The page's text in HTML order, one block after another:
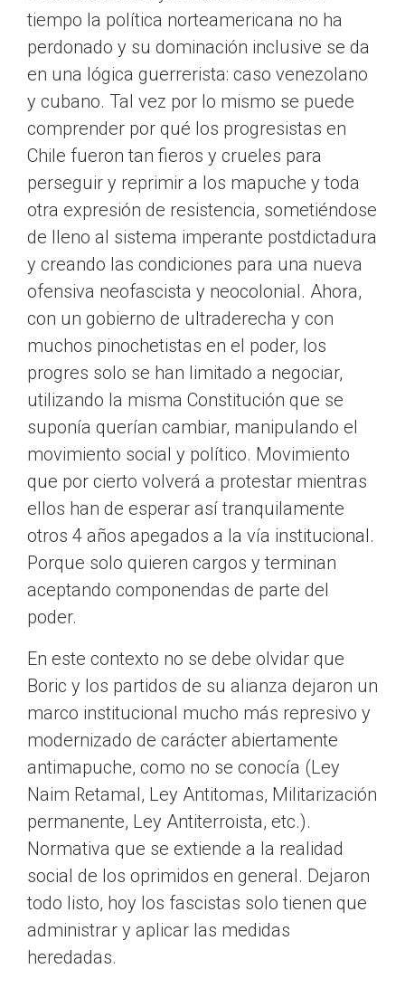
tiempo la política norteamericana no ha
perdonado y su dominación inclusive se da
en una lógica guerrerista: caso venezolano
y cubano. Tal vez por lo mismo se puede
comprender por qué los progresistas en
Chile fueron tan fieros y crueles para
perseguir y reprimir a los mapuche y toda
otra expresión de resistencia, sometiéndose
de lleno al sistema imperante postdictadura
y creando las condiciones para una nueva
ofensiva neofascista y neocolonial. Ahora,
con un gobierno de ultraderecha y con
muchos pinochetistas en el poder, los
progres solo se han limitado a negociar,
utilizando la misma Constitución que se
suponía querían cambiar, manipulando el
movimiento social y político. Movimiento
que por cierto volverá a protestar mientras
ellos han de esperar así tranquilamente
otros 4 años apegados a la vía institucional.
Porque solo quieren cargos y terminan
aceptando componendas de parte del
poder.
En este contexto no se debe olvidar que
Boric y los partidos de su alianza dejaron un
marco institucional mucho más represivo y
modernizado de carácter abiertamente
antimapuche, como no se conocía (Ley
Naim Retamal, Ley Antitomas, Militarización
permanente, Ley Antiterroista, etc.).
Normativa que se extiende a la realidad
social de los oprimidos en general. Dejaron
todo listo, hoy los fascistas solo tienen que
administrar y aplicar las medidas
heredadas.